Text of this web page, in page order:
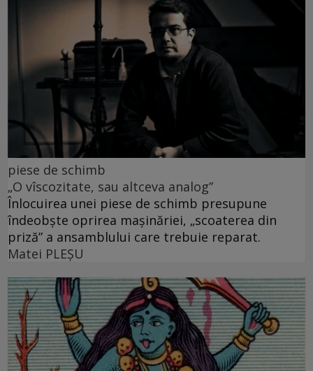
piese de schimb
„O vîscozitate, sau altceva analog”
Înlocuirea unei piese de schimb presupune
îndeobște oprirea mașinăriei, „scoaterea din
priză” a ansamblului care trebuie reparat.
Matei PLEŞU